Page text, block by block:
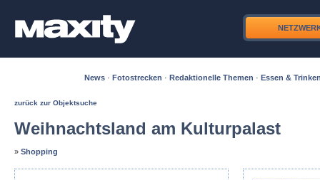
News · Fotostrecken · Redaktionelle Themen · Essen &
zurück zur Objektsuche
Weihnachtsland am Kulturpalast
» Shopping